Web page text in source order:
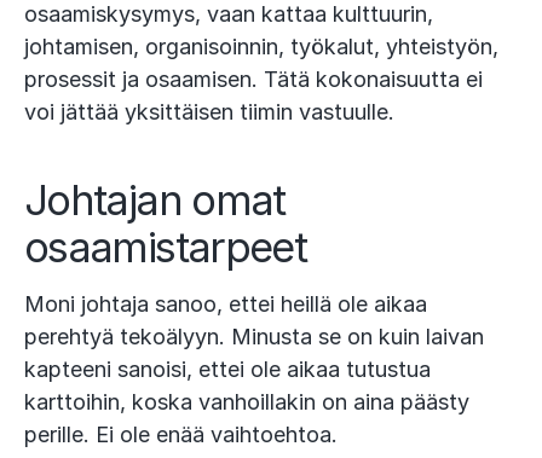
osaamiskysymys, vaan kattaa kulttuurin,
johtamisen, organisoinnin, työkalut, yhteistyön,
prosessit ja osaamisen. Tätä kokonaisuutta ei
voi jättää yksittäisen tiimin vastuulle.
Johtajan omat
osaamistarpeet
Moni johtaja sanoo, ettei heillä ole aikaa
perehtyä tekoälyyn. Minusta se on kuin laivan
kapteeni sanoisi, ettei ole aikaa tutustua
karttoihin, koska vanhoillakin on aina päästy
perille. Ei ole enää vaihtoehtoa.